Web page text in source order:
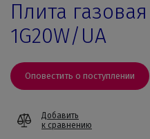
Плита
1G20W/UA
Оповестить о поступлении
Добавить
к сравнению